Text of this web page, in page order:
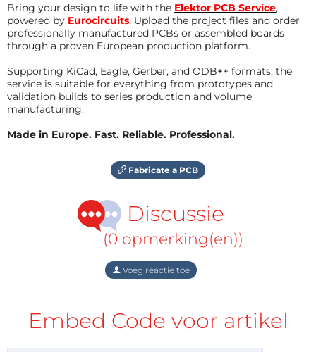
Bring your design to life with the Elektor PCB Service,
powered by Eurocircuits. Upload the project files and order
professionally manufactured PCBs or assembled boards
through a proven European production platform.
Supporting KiCad, Eagle, Gerber, and ODB++ formats, the
service is suitable for everything from prototypes and
validation builds to series production and volume
manufacturing.
Made in Europe. Fast. Reliable. Professional.
Fabricate a PCB
Discussie
(0 opmerking(en))
Voeg reactie toe
Embed Code voor artikel